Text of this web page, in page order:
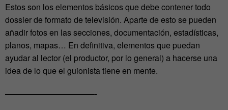
Estos son los elementos básicos que debe contener todo
dossier de formato de televisión. Aparte de esto se pueden
añadir fotos en las secciones, documentación, estadísticas,
planos, mapas… En definitiva, elementos que puedan
ayudar al lector (el productor, por lo general) a hacerse una
idea de lo que el guionista tiene en mente.
———————————-